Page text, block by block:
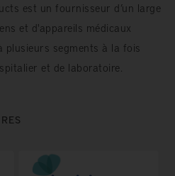
est un fournisseur d’un large
et d'appareils médicaux
plusieurs segments à la fois
et de laboratoire.